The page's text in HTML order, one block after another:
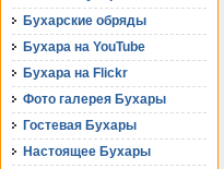
Бухарские обряды
Бухара на YouTube
Бухара на Flickr
Фото галерея Бухары
Гостевая Бухары
Настоящее Бухары